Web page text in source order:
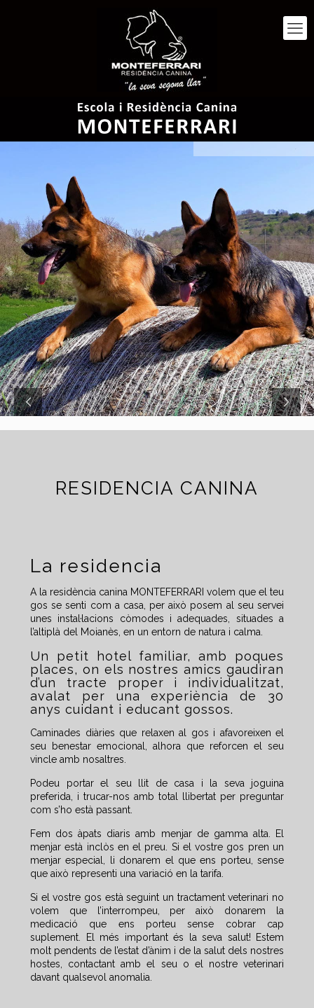
Cuidem el teu gos
quan ho necessitis.
Ell estarà encantat!
RESIDENCIA CANINA
La residencia
A la residència canina MONTEFERRARI volem que el teu
gos se senti com a casa, per això posem al seu servei
unes instal·lacions còmodes i adequades, situades a
l’altiplà del Moianès, en un entorn de natura i calma.
Un petit hotel familiar, amb poques
places, on els nostres amics gaudiran
d’un tracte proper i individualitzat,
avalat per una experiència de 30
anys cuidant i educant gossos.
Caminades diàries que relaxen al gos i afavoreixen el
seu benestar emocional, alhora que reforcen el seu
vincle amb nosaltres.
Podeu portar el seu llit de casa i la seva joguina
preferida, i trucar-nos amb total llibertat per preguntar
com s’ho està passant.
Fem dos àpats diaris amb menjar de gamma alta. El
menjar està inclòs en el preu. Si el vostre gos pren un
menjar especial, li donarem el que ens porteu, sense
que això representi una variació en la tarifa.
Si el vostre gos està seguint un tractament veterinari no
volem que l’interrompeu, per això donarem la
medicació que ens porteu sense cobrar cap
suplement. El més important és la seva salut! Estem
molt pendents de l’estat d’ànim i de la salut dels nostres
hostes, contactant amb el seu o el nostre veterinari
davant qualsevol anomalia.